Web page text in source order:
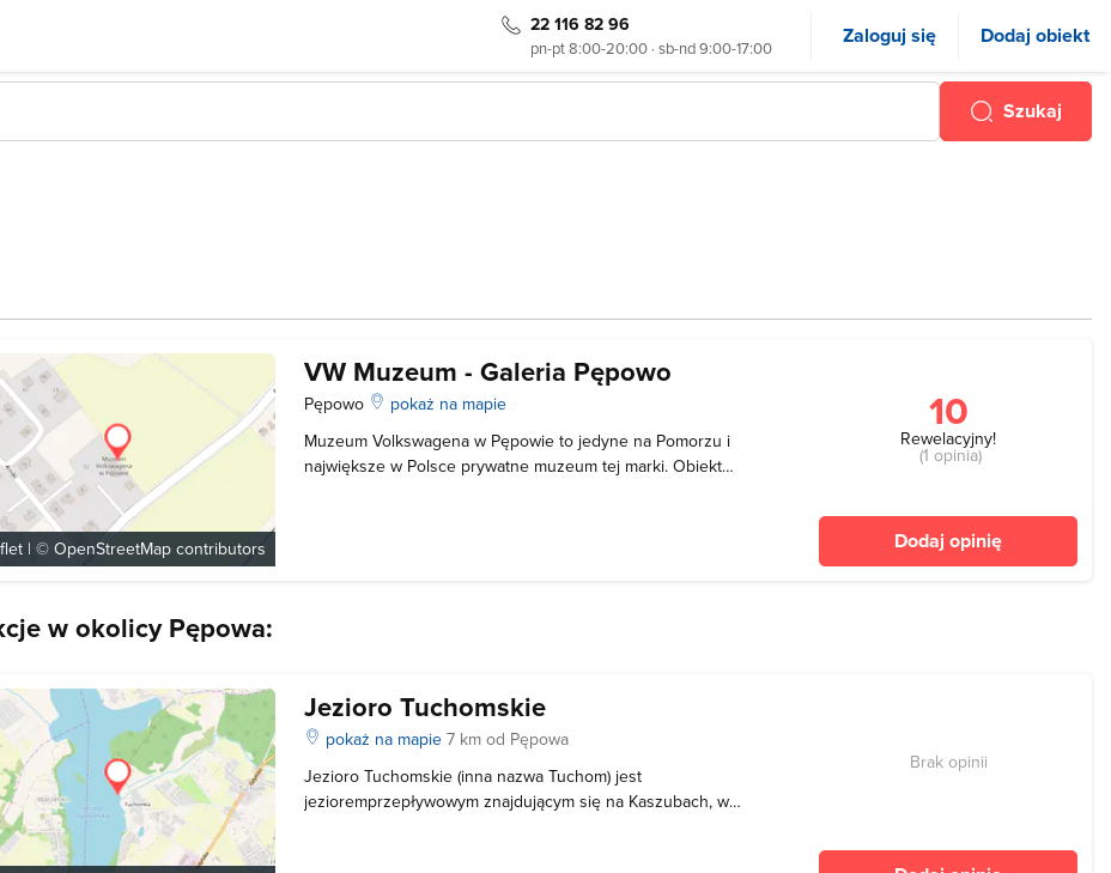
22 116 82 96
pn-pt 8:00-20:00 · sb-nd 9:00-17:00 Zaloguj się Dodaj obiekt
Szukaj
| ©OpenStreetMap contributors
VW Muzeum - Galeria Pępowo
Pępowo
pokaż na mapie
Muzeum Volkswagena w Pępowie to jedyne na Pomorzu i
największe w Polsce prywatne muzeum tej marki. Obiekt
10
Rewelacyjny!
(1 opinia)
Dodaj opinię
w okolicy Pępowa:
Jezioro Tuchomskie
pokaż na mapie7 km od Pępowa
Jezioro Tuchomskie (inna nazwa Tuchom) jest
jezioremprzepływowym znajdującym się na Kaszubach, w
Brak opinii